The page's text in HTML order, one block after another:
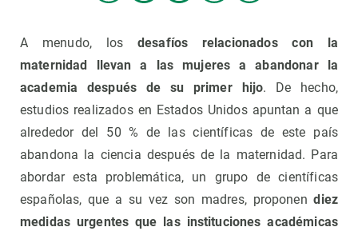
A menudo, los desafíos relacionados con la
maternidad llevan a las mujeres a abandonar la
academia después de su primer hijo. De hecho,
estudios realizados en Estados Unidos apuntan a que
alrededor del 50 % de las científicas de este país
abandona la ciencia después de la maternidad. Para
abordar esta problemática, un grupo de científicas
españolas, que a su vez son madres, proponendiez
medidas urgentes que las instituciones académicas